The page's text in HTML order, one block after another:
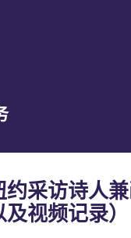
约采访诗人
视频记录）